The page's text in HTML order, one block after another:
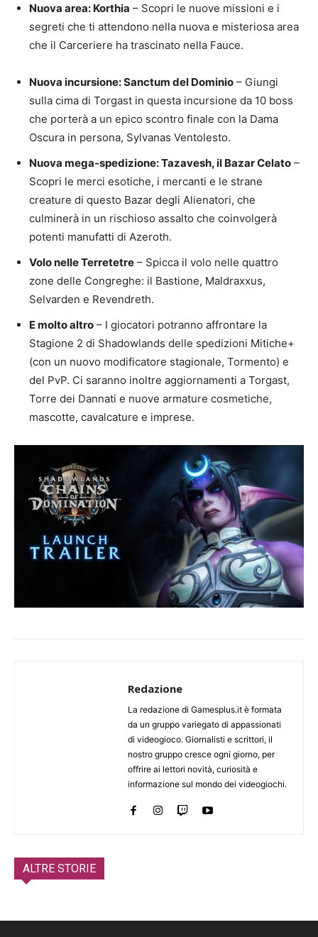
Nuova area: Korthia – Scopri le nuove missioni e i
segreti che ti attendono nella nuova e misteriosa area
che il Carceriere ha trascinato nella Fauce.
Nuova incursione: Sanctum del Dominio – Giungi
sulla cima di Torgast in questa incursione da 10 boss
che porterà a un epico scontro finale con la Dama
Oscura in persona, Sylvanas Ventolesto.
Nuova mega-spedizione: Tazavesh, il Bazar Celato –
Scopri le merci esotiche, i mercanti e le strane
creature di questo Bazar degli Alienatori, che
culminerà in un rischioso assalto che coinvolgerà
potenti manufatti di Azeroth.
Volo nelle Terretetre – Spicca il volo nelle quattro
zone delle Congreghe: il Bastione, Maldraxxus,
Selvarden e Revendreth.
E molto altro – I giocatori potranno affrontare la
Stagione 2 di Shadowlands delle spedizioni Mitiche+
(con un nuovo modificatore stagionale, Tormento) e
del PvP. Ci saranno inoltre aggiornamenti a Torgast,
Torre dei Dannati e nuove armature cosmetiche,
mascotte, cavalcature e imprese.
Redazione
La redazione di Gamesplus.it è formata
da un gruppo variegato di appassionati
di videogioco. Giornalisti e scrittori, il
nostro gruppo cresce ogni giorno, per
offrire ai lettori novità, curiosità e
informazione sul mondo dei videogiochi.
ALTRE STORIE